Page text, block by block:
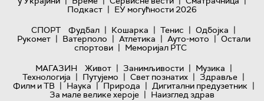
Подкаст | ЕУ могућности 2026
СПОРТ
Фудбал | Кошарка | Тенис | Одбојка |
Рукомет | Ватерполо | Атлетика | Ауто-мото | Остали
спортови | Меморијал РТС
МАГАЗИН
Живот | Занимљивости | Музика |
Технологијa | Путујемо | Свет познатих | Здравље |
Филм и ТВ | Наука | Природа | Дигитални предузетник |
За мале велике хероје | Наизглед здрав